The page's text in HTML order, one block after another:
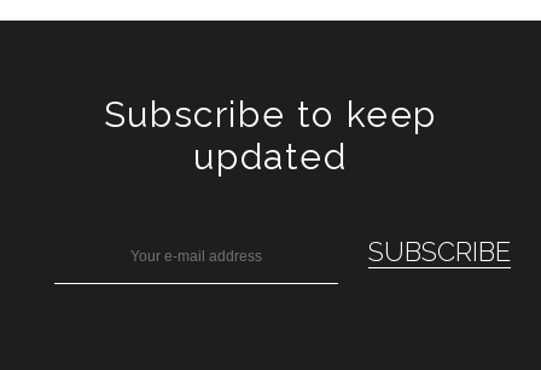
Subscribe to keep
updated